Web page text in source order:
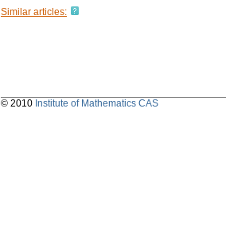
Similar articles:
© 2010 Institute of Mathematics CAS